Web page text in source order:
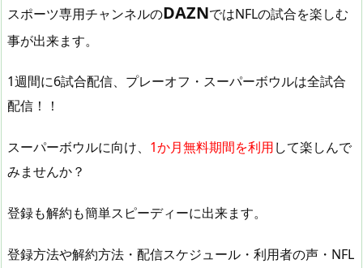
スポーツ専用チャンネルのDAZNではNFLの試合を楽しむ
事が出来ます。
1週間に6試合配信、プレーオフ・スーパーボウルは全試合
配信！！
スーパーボウルに向け、 1か月無料期間を利用して楽しんで
みませんか？
登録も解約も簡単スピーディーに出来ます。
登録方法や解約方法・配信スケジュール・利用者の声・NFL